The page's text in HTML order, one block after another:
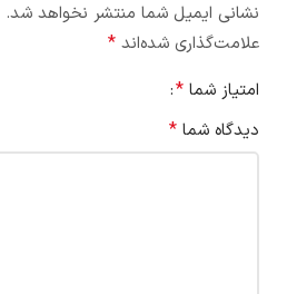
نشانی ایمیل شما منتشر نخواهد شد.
علامت‌گذاری شده‌اند *
امتیاز شما *
دیدگاه شما *